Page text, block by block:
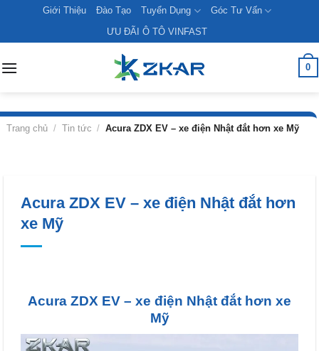
content
Giới Thiệu Đào Tạo Tuyển Dụng
Góc Tư Vấn
ƯU ĐÃI Ô TÔ VINFAST
0
Trang chủ / Tin tức / Acura ZDX EV – xe điện Nhật đắt hơn xe Mỹ
Acura ZDX EV – xe điện Nhật đắt hơn
xe Mỹ
Acura ZDX EV – xe điện Nhật đắt hơn xe
Mỹ